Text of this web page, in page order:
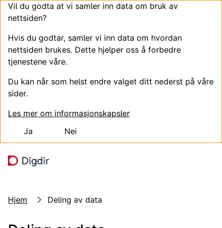
Vil du godta at vi samler inn data om bruk av
nettsiden?
Hvis du godtar, samler vi inn data om hvordan
nettsiden brukes. Dette hjelper oss å forbedre
tjenestene våre.
Du kan når som helst endre valget ditt nederst på våre
sider.
Les mer om informasjonskapsler
Ja
Nei
Hjem Deling av data